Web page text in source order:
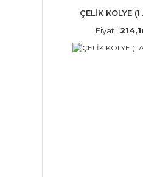
ÇELİK KOLYE
Fiyat :